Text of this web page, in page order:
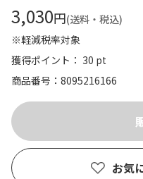
3,030円(送料・税込)
※軽減税率対象
獲得ポイント： 30 pt
商品番号
8095216166
お気